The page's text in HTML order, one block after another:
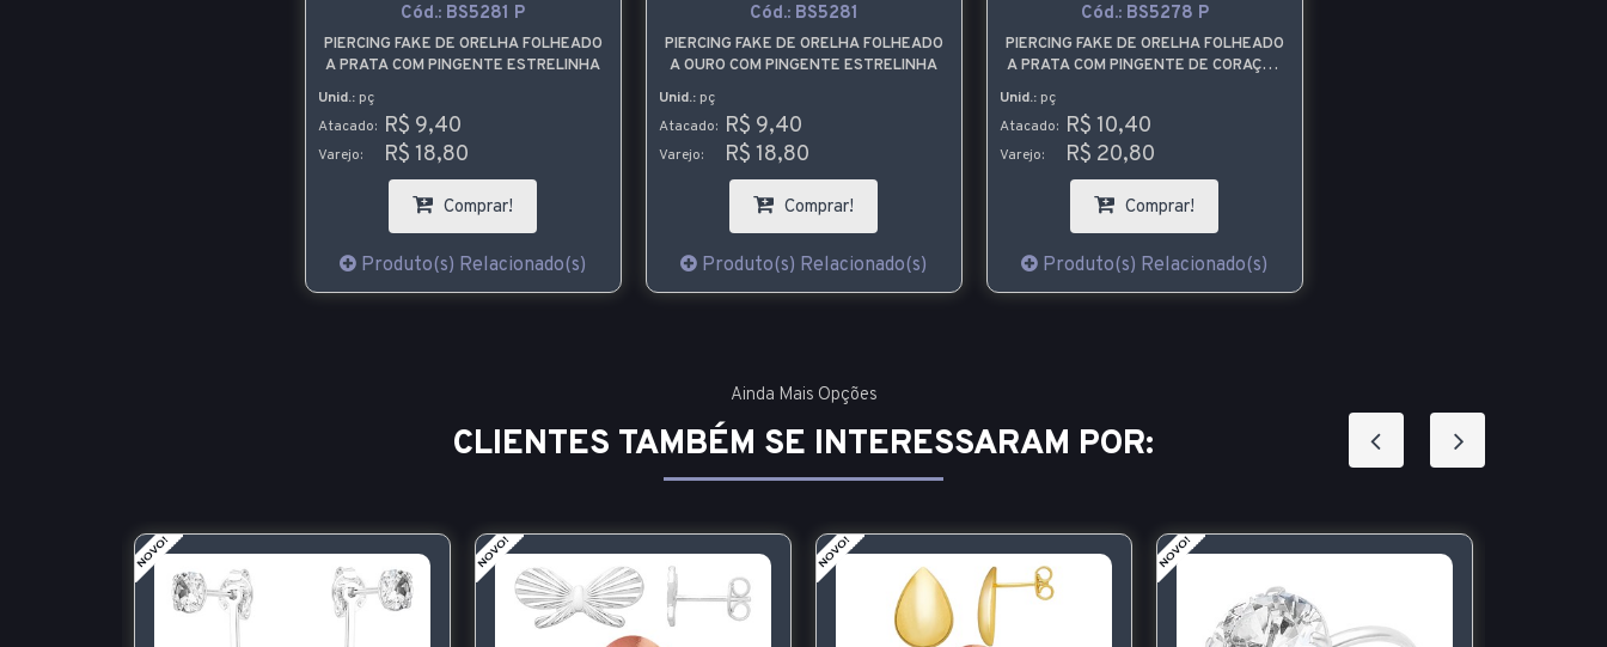
Cód.: BS5281 P
PIERCING FAKE DE ORELHA FOLHEADO
A PRATA COM PINGENTE ESTRELINHA
Unid.:pç
Atacado: R$ 9,40
Varejo: R$ 18,80
Comprar!
Produto(s) Relacionado(s)
Cód.: BS5281
PIERCING FAKE DE ORELHA FOLHEADO
A OURO COM PINGENTE ESTRELINHA
Unid.:pç
Atacado: R$ 9,40
Varejo: R$ 18,80
Comprar!
Produto(s) Relacionado(s)
Cód.: BS5278 P
PIERCING FAKE DE ORELHA FOLHEADO
A PRATA COM PINGENTE DE CORAÇÃO
Unid.:pç
Atacado: R$ 10,40
Varejo: R$ 20,80
Comprar!
Produto(s) Relacionado(s)
Ainda Mais Opções
CLIENTES TAMBÉM SE INTERESSARAM POR: